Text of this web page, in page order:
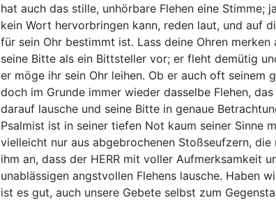
hat auch das stille, unhörbare Flehen eine Stimme;
kein Wort hervorbringen kann, reden laut, und auf
für sein Ohr bestimmt ist. Lass deine Ohren
seine Bitte als ein Bittsteller vor; er fleht demütig
er möge ihr sein Ohr leihen. Ob er auch oft seinem
doch im Grunde immer wieder dasselbe Flehen,
darauf lausche und seine Bitte in genaue
Psalmist ist in seiner tiefen Not kaum seiner Sinne
vielleicht nur aus abgebrochenen Stoßseufzern,
ihm an, dass der HERR mit voller Aufmerksamkeit
unablässigen angstvollen Flehens lausche. Haben
ist es gut, auch unsere Gebete selbst zum